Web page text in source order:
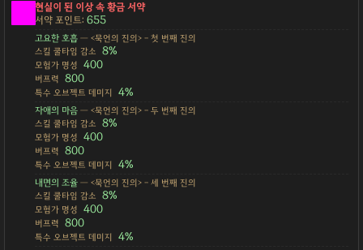
현실이 된 이상 속 황금 서약
서약 포인트:655
고요한 호흡— <묵언의 진의> - 첫 번째 진의
스킬 쿨타임 감소
8%
모험가 명성 400
버프력 800
특수 오브젝트 데미지 4%
자애의 마음— <묵언의 진의> - 두 번째 진의
스킬 쿨타임 감소
8%
모험가 명성 400
버프력 800
특수 오브젝트 데미지 4%
내면의 조율— <묵언의 진의> - 세 번째 진의
스킬 쿨타임 감소
8%
모험가 명성 400
버프력 800
특수 오브젝트 데미지 4%